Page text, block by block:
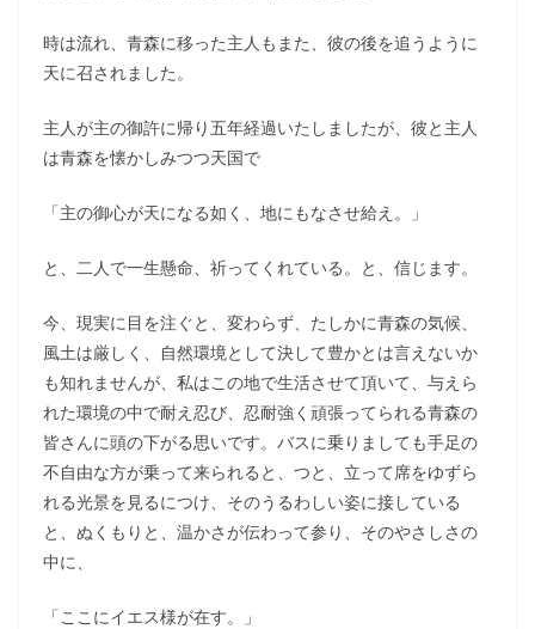
時は流れ、青森に移った主人もまた、彼の後を追うように
天に召されました。
主人が主の御許に帰り五年経過いたしましたが、彼と主人
は青森を懐かしみつつ天国で
「主の御心が天になる如く、地にもなさせ給え。」
と、二人で一生懸命、祈ってくれている。と、信じます。
今、現実に目を注ぐと、変わらず、たしかに青森の気候、
風土は厳しく、自然環境として決して豊かとは言えないか
も知れませんが、私はこの地で生活させて頂いて、与えら
れた環境の中で耐え忍び、忍耐強く頑張ってられる青森の
皆さんに頭の下がる思いです。バスに乗りましても手足の
不自由な方が乗って来られると、つと、立って席をゆずら
れる光景を見るにつけ、そのうるわしい姿に接している
と、ぬくもりと、温かさが伝わって参り、そのやさしさの
中に、
「ここにイエス様が在す。」